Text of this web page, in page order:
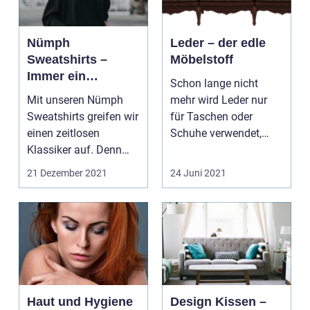
Nümph
Sweatshirts –
Immer ein
Hingucker
Mit unseren Nümph
Sweatshirts greifen wir
einen zeitlosen
Klassiker auf. Denn
Sweatshirts sind ...
21 Dezember 2021
Leder – der edle
Möbelstoff
Schon lange nicht
mehr wird Leder nur
für Taschen oder
Schuhe verwendet,
Möbel alle...
24 Juni 2021
Haut und Hygiene
Design Kissen –